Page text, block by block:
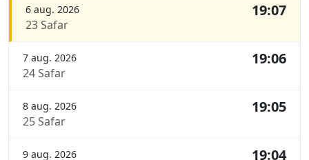
6 aug. 2026
23 Safar
19:07
7 aug. 2026
24 Safar
19:06
8 aug. 2026
25 Safar
19:05
9 aug. 2026 19:04